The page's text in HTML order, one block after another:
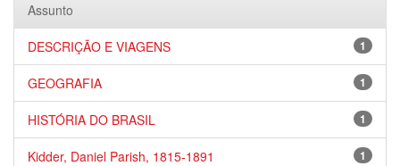
Assunto
1
DESCRIÇÃO E VIAGENS
1
GEOGRAFIA
1
HISTÓRIA DO BRASIL
1
Kidder, Daniel Parish, 1815-1891